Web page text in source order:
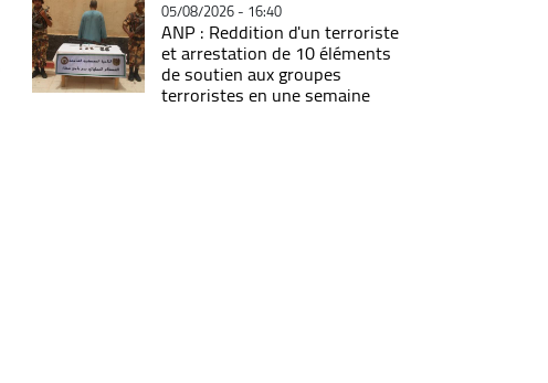
05/08/2026 - 16:40
ANP : Reddition d'un terroriste
et arrestation de 10 éléments
de soutien aux groupes
terroristes en une semaine